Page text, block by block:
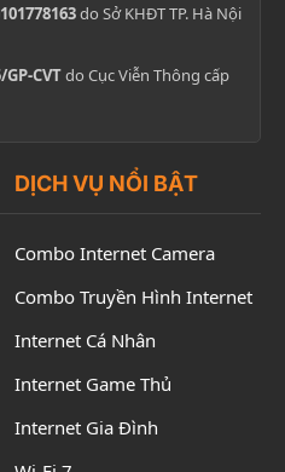
do Sở KHĐT TP. Hà Nội
GP-CVTdo Cục Viễn Thông cấp
DỊCH VỤ NỔI BẬT
Combo Internet Camera
Combo Truyền Hình Internet
Internet Cá Nhân
Internet Game Thủ
Internet Gia Đình